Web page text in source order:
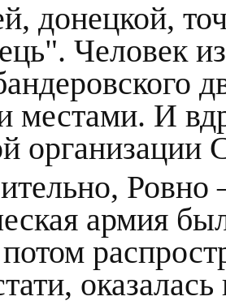
донецкой,
Человек
местами. И
организации
армия